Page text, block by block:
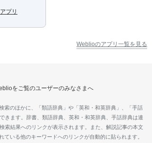
プリ
Weblioのアプリ一覧を見る
をご覧のユーザーのみなさまへ
索のほかに、「類語辞典」や「英和・和英辞典」、「手話
きます。辞書、類語辞典、英和・和英辞典、手話辞典は連
索結果へのリンクが表示されます。また、解説記事の本文
ている他のキーワードへのリンクが自動的に貼られます。